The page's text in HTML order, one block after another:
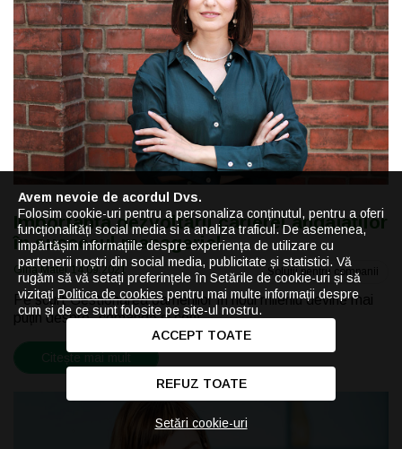
Importanța dezvoltării carierei angajaților
în succesul managerial
Gina Matei 14.09.2021 Soluții pentru companii
Pe scurt Gestionarea oamenilor în noul mileniu devine mai
puțin despre „comandă și cont...
Citește mai mult
Avem nevoie de acordul Dvs.
Folosim cookie-uri pentru a personaliza conținutul, pentru a oferi
funcționalități social media si a analiza traficul. De asemenea,
impărtășim informațiile despre experiența de utilizare cu
partenerii noștri din social media, publicitate și statistici. Vă
rugăm să vă setați preferințele în Setările de cookie-uri și să
vizitațiPolitica de cookiespentru mai multe informații despre
cum și de ce sunt folosite pe site-ul nostru.
ACCEPT TOATE
REFUZ TOATE
Setări cookie-uri